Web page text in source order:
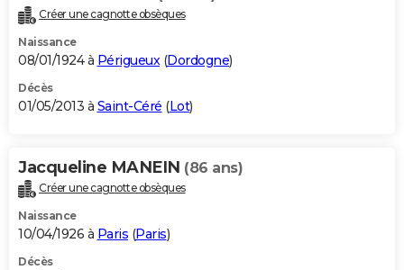
Créer une cagnotte obsèques
Naissance
08/01/1924 à Périgueux(Dordogne)
Décès
01/05/2013 à Saint-Céré (Lot)
Jacqueline MANEIN (86 ans)
Créer une cagnotte obsèques
Naissance
10/04/1926 à Paris (Paris)
Décès